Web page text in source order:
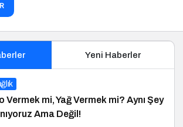
Yeni Haberler
Vermek mi, Yağ Vermek mi? Aynı Şey
Ama Değil!